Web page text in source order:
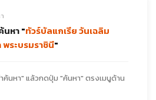
search
หา "ทัวร์บัลแกเรีย วันเฉลิม
ระบรมราชินี"
นหา" แล้วกดปุ่ม "ค้นหา" ตรงเมนูด้าน